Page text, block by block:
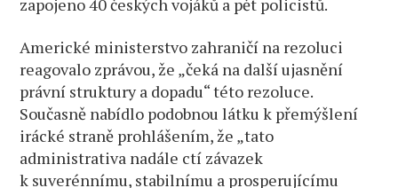
zapojeno 40 českých vojáků a pět policistů.
Americké ministerstvo zahraničí na rezoluci
reagovalo zprávou, že „čeká na další ujasnění
právní struktury a dopadu“ této rezoluce.
Současně nabídlo podobnou látku k přemýšlení
irácké straně prohlášením, že „tato
administrativa nadále ctí závazek
k suverénnímu, stabilnímu a prosperujícímu